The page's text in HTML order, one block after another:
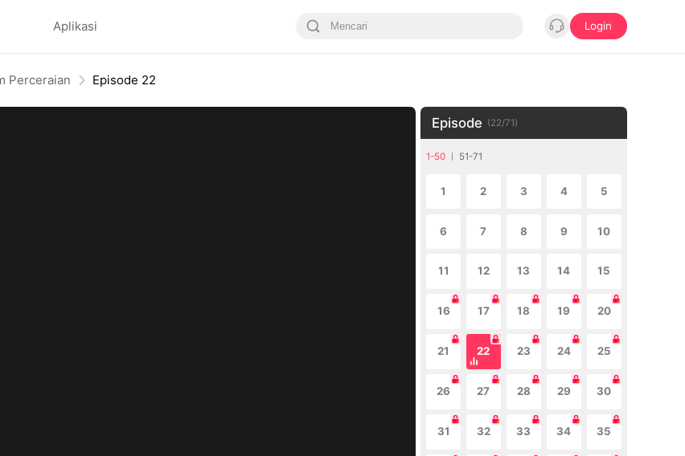
Aplikasi Login
Perceraian Episode 22
Episode (22/71)
1-50 51-71
1 2 3 4 5
6 7 8 9 10
11 12 13 14 15
16 17 18 19 20
21 22 23 24 25
26 27 28 29 30
31 32 33 34 35